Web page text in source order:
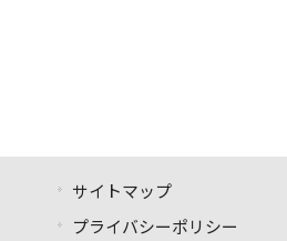
サイトマップ
プライバシーポリシー